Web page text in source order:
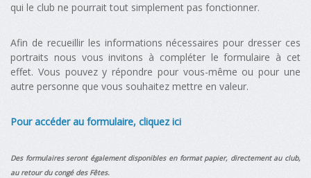
qui le club ne pourrait tout simplement pas fonctionner.
Afin de recueillir les informations nécessaires pour dresser ces
portraits nous vous invitons à compléter le formulaire à cet
effet. Vous pouvez y répondre pour vous-même ou pour une
autre personne que vous souhaitez mettre en valeur.
Pour accéder au formulaire, cliquez ici
Des formulaires seront également disponibles en format papier, directement au club,
au retour du congé des Fêtes.